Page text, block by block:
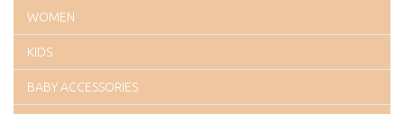
WOMEN
KIDS
BABY ACCESSORIES